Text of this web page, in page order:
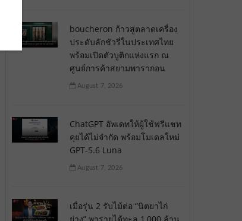
boucheron ก้าวสู่ตลาดเครื่อง
ประดับลักชัวรี่ในประเทศไทย
พร้อมเปิดตัวบูติกแห่งแรก ณ
ศูนย์การค้าสยามพารากอน
August 7, 2026
ChatGPT อัพเดทให้ผู้ใช้ฟรีแชท
คุยได้ไม่จำกัด พร้อมโมเดลใหม่
GPT-5.6 Luna
August 7, 2026
เมื่อรุ่น 2 รับไม้ต่อ “นิตยาไก่
ย่าง” พารายได้ทะลุ 1,000 ล้าน